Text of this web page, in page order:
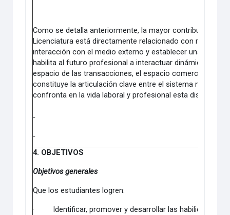
Como se detalla anteriormente, la mayor contribución de
Licenciatura está directamente relacionado con
interacción con el medio externo y establecer una
habilita al futuro profesional a interactuar dinámicamente
espacio de las transacciones, el espacio comercial, tanto
constituye la articulación clave entre el sistema natural y
confronta en la vida laboral y profesional esta disciplina.
4. OBJETIVOS
Objetivos generales
Que los estudiantes logren:
· Identificar, promover y desarrollar las habilidades y